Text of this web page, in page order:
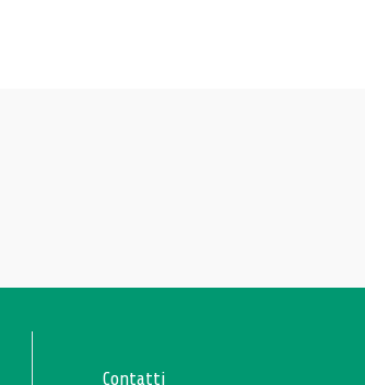
Contatti